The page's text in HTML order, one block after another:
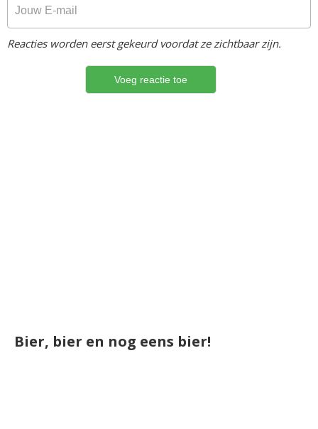
Reacties worden eerst gekeurd voordat ze zichtbaar zijn.
Bier, bier en nog eens bier!